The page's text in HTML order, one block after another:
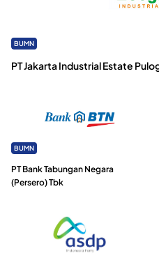
BUMN
PT Jakarta Industrial Estate
BUMN
PT Bank Tabungan Negara
(Persero) Tbk